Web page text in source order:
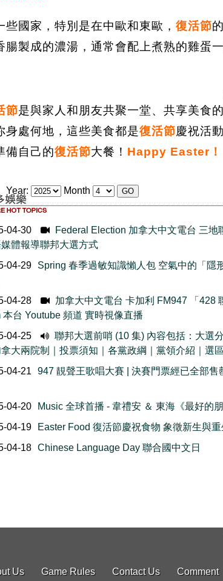
些國家，特別是在中歐和東歐， 復活節
腸製成的濃湯，通常會配上煮熟的雞蛋
節是與家人和朋友共聚一堂、共享美食
身處何地，這些美食都是復活節慶祝活
備自己的復活節大餐！ Happy Easter！
Year: Month
04-30
Federal Election 加拿大中文電台 三
體報導聯邦大選方式
04-29
Spring 春季過敏知識懶人包 空氣中的「隱
04-28
加拿大中文電台 卡加利 FM947 「428
本台 Youtube 頻道 實時視像直播
04-25
聯邦大選前哨 (10 集) 內容包括：大選
拿大兩院制｜投票須知｜各黨政綱｜黨領介紹｜選
04-21
947 靚聲王歌唱大賽 | 決賽門票經已全部售
04-20
Music 全球首播 - 韋禮安 ＆ 東海《最好的朋
04-19
Easter Food 復活節慶祝食物 象徵新生與
04-18 Chinese Language Day 聯合國中文日
Us Game Rules Contact Us Comment